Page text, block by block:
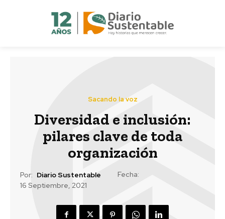
Sacando la voz
Diversidad e inclusión:
pilares clave de toda
organización
Por: Diario Sustentable
Fecha:
16 Septiembre, 2021